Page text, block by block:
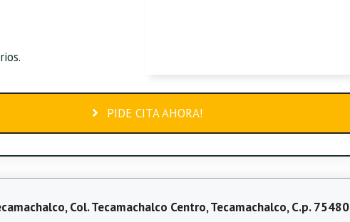
.
PIDE CITA AHORA!
Col. Tecamachalco Centro, Tecamachalco, C.p. 75480